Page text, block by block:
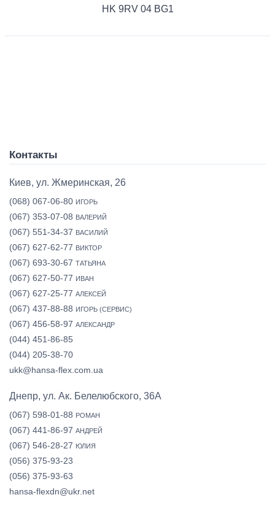
HK 9RV 04 BG1
Контакты
Киев, ул. Жмеринская, 26
(068) 067-06-80 ИГОРЬ
(067) 353-07-08 ВАЛЕРИЙ
(067) 551-34-37 ВАСИЛИЙ
(067) 627-62-77 ВИКТОР
(067) 693-30-67 ТАТЬЯНА
(067) 627-50-77 ИВАН
(067) 627-25-77 АЛЕКСЕЙ
(067) 437-88-88 ИГОРЬ (СЕРВИС)
(067) 456-58-97 АЛЕКСАНДР
(044) 451-86-85
(044) 205-38-70
ukk@hansa-flex.com.ua
Днепр, ул. Ак. Белелюбского, 36А
(067) 598-01-88 РОМАН
(067) 441-86-97 АНДРЕЙ
(067) 546-28-27 ЮЛИЯ
(056) 375-93-23
(056) 375-93-63
hansa-flexdn@ukr.net